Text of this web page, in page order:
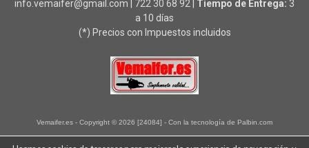
info.vemaifer@gmail.com | 722 30 68 92 | Tiempo de Entrega: 3
a 10 días
(*) Precios con Impuestos incluidos
Vemaifer.es - Copyright © 2026 [24084] - Con la tecnología de Palbin.com